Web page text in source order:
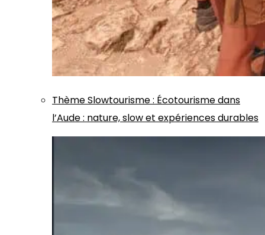
ThèmeSlowtourisme: Écotourisme dans
l’Aude : nature, slow et expériences durables